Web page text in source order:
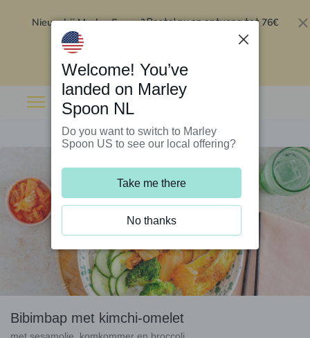
Nieuw bij Marley Spoon?Bestel nu en ontvang tot 76€
Bibimbap met kimchi-omelet
Welcome! You’ve
landed on Marley
Spoon NL
Do you want to switch to Marley
Spoon US to see our local offering?
Take me there
No thanks